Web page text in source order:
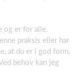
og er for alle.
praksis eller har
at du er i god form,
behov kan jeg